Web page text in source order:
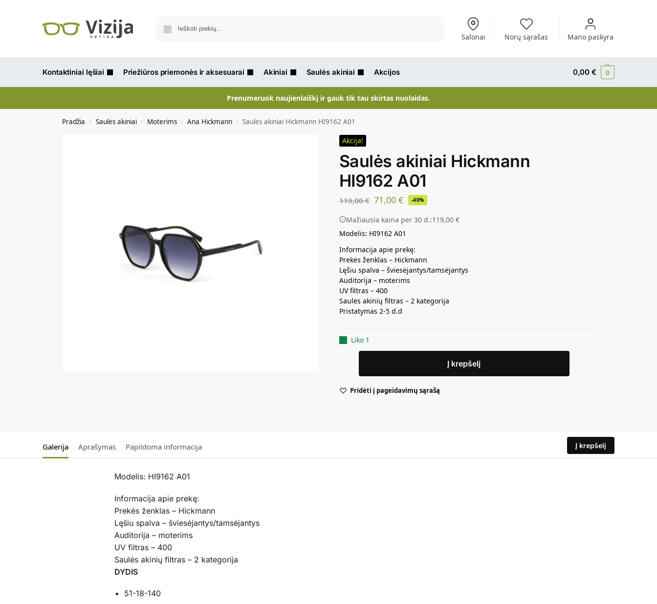
Salonai Norų sąrašas Mano paskyra
Kontaktiniai lęšiai Priežiūros priemonės ir aksesuarai Akiniai Saulės akiniai Akcijos 0,00€ 0
Prenumeruok naujienlaiškį ir gauk tik tau skirtas nuolaidas.
Pradžia / Saulės akiniai / Moterims / Ana Hickmann / Saulės akiniai Hickmann HI9162 A01
Akcija!
Saulės akiniai Hickmann
HI9162 A01
119,00€ 71,00 € -40%
Mažiausia kaina per 30 d.:119,00 €
Modelis: HI9162 A01
Informacija apie prekę:
Prekės ženklas – Hickmann
Lęšiu spalva – šviesėjantys/tamsėjantys
Auditorija – moterims
UV filtras – 400
Saulės akinių filtras – 2 kategorija
Pristatymas 2-5 d.d
Liko 1
Į krepšelį
Pridėti į pageidavimų sąrašą
Galerija Aprašymas Papildoma informacija Į krepšelį
Modelis: HI9162 A01
Informacija apie prekę:
Prekės ženklas – Hickmann
Lęšiu spalva – šviesėjantys/tamsėjantys
Auditorija – moterims
UV filtras – 400
Saulės akinių filtras – 2 kategorija
DYDIS
51-18-140